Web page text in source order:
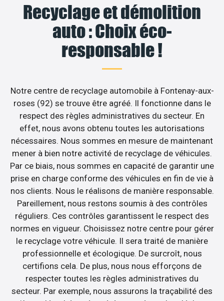
Recyclage et démolition
auto : Choix éco-
responsable !
Notre centre de recyclage automobile à Fontenay-aux-
roses (92) se trouve être agréé. Il fonctionne dans le
respect des règles administratives du secteur. En
effet, nous avons obtenu toutes les autorisations
nécessaires. Nous sommes en mesure de maintenant
mener à bien notre activité de recyclage de véhicules.
Par ce biais, nous sommes en capacité de garantir une
prise en charge conforme des véhicules en fin de vie à
nos clients. Nous le réalisons de manière responsable.
Pareillement, nous restons soumis à des contrôles
réguliers. Ces contrôles garantissent le respect des
normes en vigueur. Choisissez notre centre pour gérer
le recyclage votre véhicule. Il sera traité de manière
professionnelle et écologique. De surcroît, nous
certifions cela. De plus, nous nous efforçons de
respecter toutes les règles administratives du
secteur. Par exemple, nous assurons la traçabilité des